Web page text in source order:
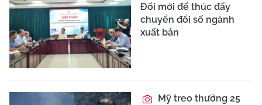
Đổi mới để thúc đẩy
chuyển đổi số ngành
xuất bản
Mỹ treo thưởng 25